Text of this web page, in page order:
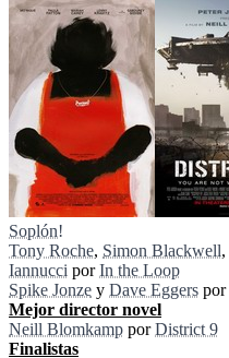
Soplón!
Tony Roche, Simon Blackwell,
Iannucci porIn the Loop
Spike Jonze y Dave Eggers por
Mejor director novel
Neill Blomkamp porDistrict 9
Finalistas